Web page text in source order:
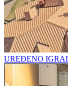
UREĐENO